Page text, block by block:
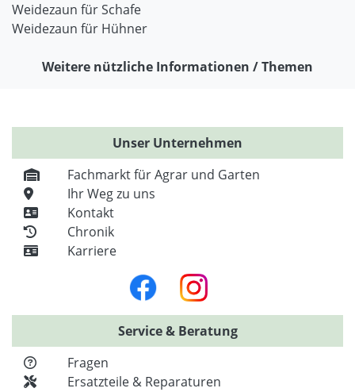
Weidezaun für Schafe
Weidezaun für Hühner
Weitere nützliche Informationen / Themen
Unser Unternehmen
Fachmarkt für Agrar und Garten
Ihr Weg zu uns
Kontakt
Chronik
Karriere
Service & Beratung
Fragen
Ersatzteile & Reparaturen